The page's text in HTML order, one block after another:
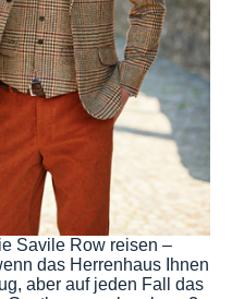
Savile Row reisen –
das Herrenhaus Ihnen
aber auf jeden Fall das